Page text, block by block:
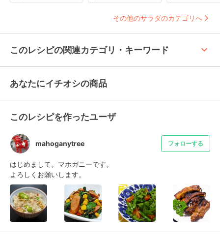
その他のサラダのカテゴリへ
このレシピの関連カテゴリ・キーワード keyboard_arrow_up
あなたにイチオシの商品
このレシピを作ったユーザ
mahoganytree フォローする
はじめまして。マホガニーです。
よろしくお願いします。